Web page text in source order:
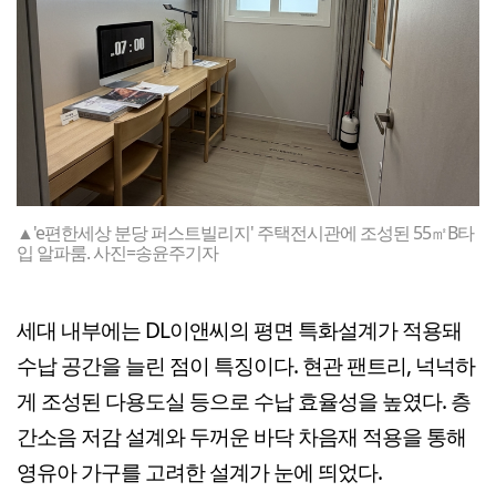
▲'e편한세상 분당 퍼스트빌리지' 주택전시관에 조성된 55㎡B타
입 알파룸. 사진=송윤주기자
세대 내부에는 DL이앤씨의 평면 특화설계가 적용돼
수납 공간을 늘린 점이 특징이다. 현관 팬트리, 넉넉하
게 조성된 다용도실 등으로 수납 효율성을 높였다. 층
간소음 저감 설계와 두꺼운 바닥 차음재 적용을 통해
영유아 가구를 고려한 설계가 눈에 띄었다.